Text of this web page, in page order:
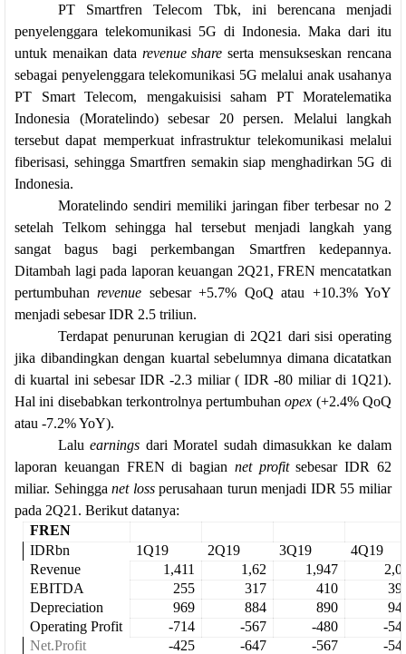
PT Smartfren Telecom Tbk, ini berencana menjadi
penyelenggara telekomunikasi 5G di Indonesia. Maka dari itu
untuk menaikan data revenue share serta mensukseskan rencana
sebagai penyelenggara telekomunikasi 5G melalui anak usahanya
PT Smart Telecom, mengakuisisi saham PT Moratelematika
Indonesia (Moratelindo) sebesar 20 persen. Melalui langkah
tersebut dapat memperkuat infrastruktur telekomunikasi melalui
fiberisasi, sehingga Smartfren semakin siap menghadirkan 5G di
Indonesia.
Moratelindo sendiri memiliki jaringan fiber terbesar no 2
setelah Telkom sehingga hal tersebut menjadi langkah yang
sangat bagus bagi perkembangan Smartfren kedepannya.
Ditambah lagi pada laporan keuangan 2Q21, FREN mencatatkan
pertumbuhanrevenue sebesar +5.7% QoQ atau +10.3% YoY
menjadi sebesar IDR 2.5 triliun.
Terdapat penurunan kerugian di 2Q21 dari sisi operating
jika dibandingkan dengan kuartal sebelumnya dimana dicatatkan
di kuartal ini sebesar IDR -2.3 miliar ( IDR -80 miliar di 1Q21).
Hal ini disebabkan terkontrolnya pertumbuhanopex (+2.4% QoQ
atau -7.2% YoY).
Laluearnings dari Moratel sudah dimasukkan ke dalam
laporan keuangan FREN di bagian net profitsebesar IDR 62
miliar. Sehingganet lossperusahaan turun menjadi IDR 55 miliar
pada 2Q21. Berikut datanya:
FREN
IDRbn
1Q19 2Q19 3Q19
4Q19
Revenue
1,411 1,62 1,947
EBITDA
255 317 410
Depreciation
969 884 890
Operating Profit
-714 -567 -480
-
Net.Profit
-425 -647 -567
-